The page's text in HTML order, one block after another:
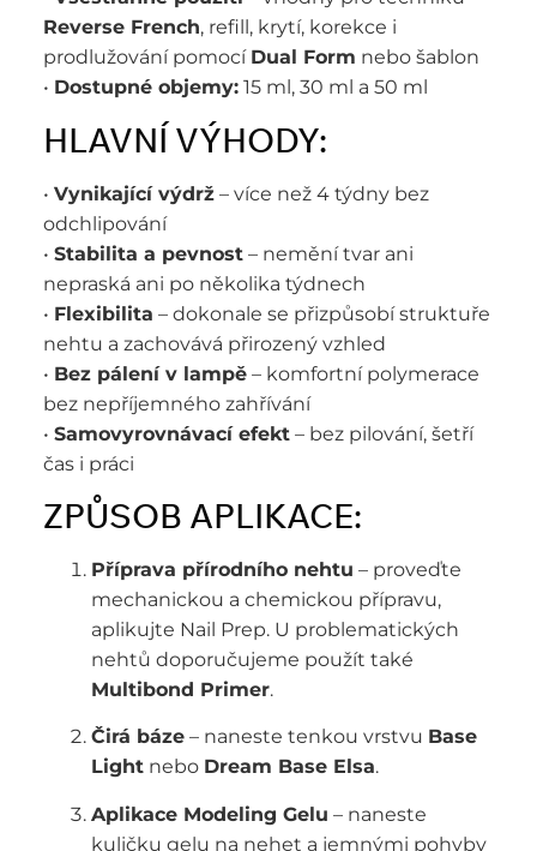
Reverse French, refill, krytí, korekce i
prodlužování pomocí Dual Form nebo šablon
• Dostupné objemy: 15 ml, 30 ml a 50 ml
HLAVNÍ VÝHODY:
• Vynikající výdrž – více než 4 týdny bez
odchlipování
• Stabilita a pevnost – nemění tvar ani
nepraská ani po několika týdnech
• Flexibilita – dokonale se přizpůsobí struktuře
nehtu a zachovává přirozený vzhled
• Bez pálení v lampě – komfortní polymerace
bez nepříjemného zahřívání
• Samovyrovnávací efekt – bez pilování, šetří
čas i práci
ZPŮSOB APLIKACE:
Příprava přírodního nehtu – proveďte
mechanickou a chemickou přípravu,
aplikujte Nail Prep. U problematických
nehtů doporučujeme použít také
Multibond Primer.
Čirá báze – naneste tenkou vrstvu Base
Light nebo Dream Base Elsa.
Aplikace Modeling Gelu – naneste
kuličku gelu na nehet a jemnými pohyby